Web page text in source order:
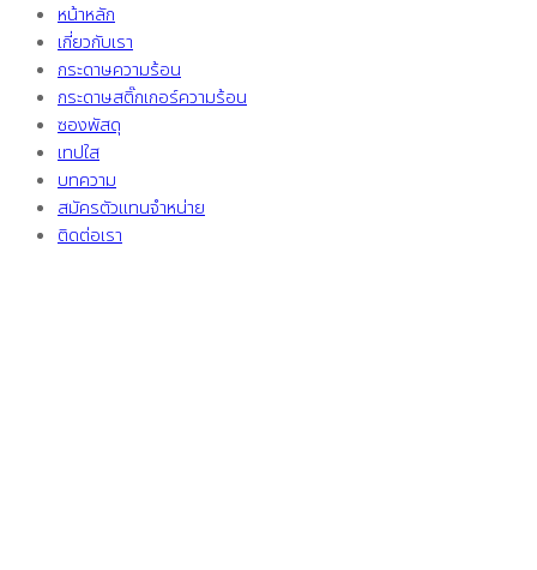
หน้าหลัก
เกี่ยวกับเรา
กระดาษความร้อน
กระดาษสติ๊กเกอร์ความร้อน
ซองพัสดุ
เทปใส
บทความ
สมัครตัวแทนจำหน่าย
ติดต่อเรา